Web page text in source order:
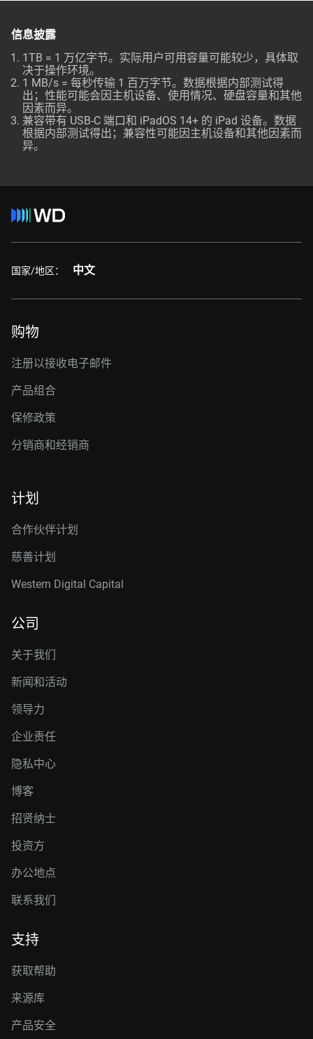
信息披露
1TB = 1 万亿字节。实际用户可用容量可能较少，具体取
决于操作环境。
1 MB/s = 每秒传输 1 百万字节。数据根据内部测试得
出；性能可能会因主机设备、使用情况、硬盘容量和其他
因素而异。
兼容带有 USB-C 端口和 iPadOS 14+ 的 iPad 设备。数据
根据内部测试得出；兼容性可能因主机设备和其他因素而
异。
国家/地区： 中文
购物
注册以接收电子邮件
产品组合
保修政策
分销商和经销商
计划
合作伙伴计划
慈善计划
Western Digital Capital
公司
关于我们
新闻和活动
领导力
企业责任
隐私中心
博客
招贤纳士
投资方
办公地点
联系我们
支持
获取帮助
来源库
产品安全